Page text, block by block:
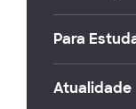
Para
Atualidade